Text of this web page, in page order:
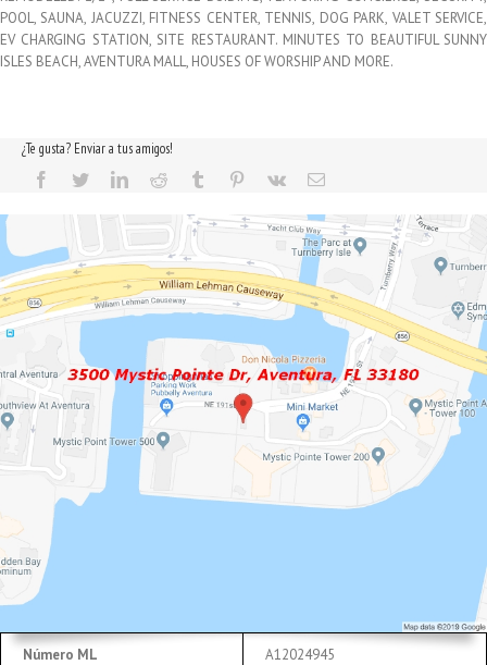
POOL, SAUNA, JACUZZI, FITNESS CENTER, TENNIS, DOG PARK, VALET SERVICE,
EV CHARGING STATION, SITE RESTAURANT. MINUTES TO BEAUTIFUL SUNNY
ISLES BEACH, AVENTURA MALL, HOUSES OF WORSHIP AND MORE.
¿Te gusta? Enviar a tus amigos!
Número ML A12024945